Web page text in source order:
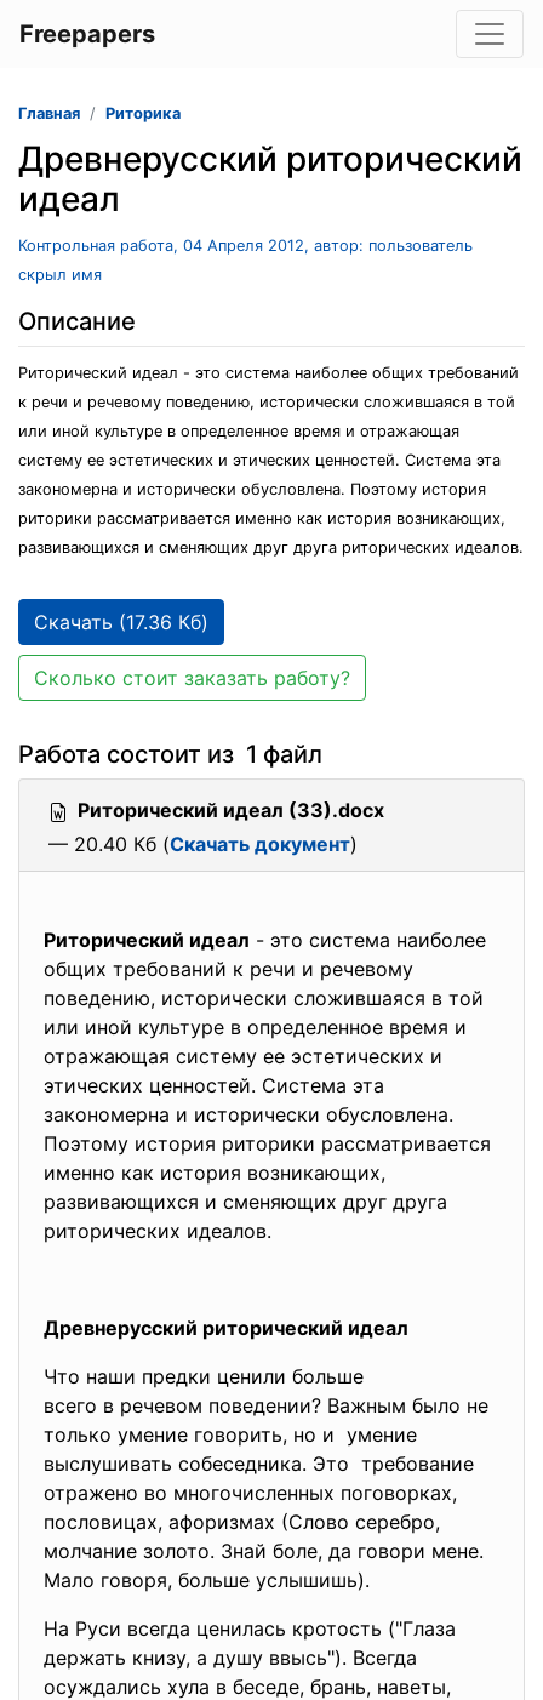
Freepapers
Главная Риторика
Древнерусский риторический
идеал
Контрольная работа, 04 Апреля 2012, автор: пользователь
скрыл имя
Описание
Риторический идеал - это система наиболее общих требований
к речи и речевому поведению, исторически сложившаяся в той
или иной культуре в определенное время и отражающая
систему ее эстетических и этических ценностей. Система эта
закономерна и исторически обусловлена. Поэтому история
риторики рассматривается именно как история возникающих,
развивающихся и сменяющих друг друга риторических идеалов.
Скачать (17.36 Кб)
Сколько стоит заказать работу?
Работа состоит из 1 файл
Риторический идеал (33).docx
— 20.40 Кб (Скачать документ)
Риторический идеал - это система наиболее
общих требований к речи и речевому
поведению, исторически сложившаяся в той
или иной культуре в определенное время и
отражающая систему ее эстетических и
этических ценностей. Система эта
закономерна и исторически обусловлена.
Поэтому история риторики рассматривается
именно как история возникающих,
развивающихся и сменяющих друг друга
риторических идеалов.
Древнерусский риторический идеал
Что наши предки ценили больше
всего в речевом поведении? Важным было не
только умение говорить, но и умение
выслушивать собеседника. Это требование
отражено во многочисленных поговорках,
пословицах, афоризмах (Слово серебро,
молчание золото. Знай боле, да говори мене.
Мало говоря, больше услышишь).
На Руси всегда ценилась кротость ("Глаза
держать книзу, а душу ввысь"). Всегда
осуждались хула в беседе, брань, наветы,